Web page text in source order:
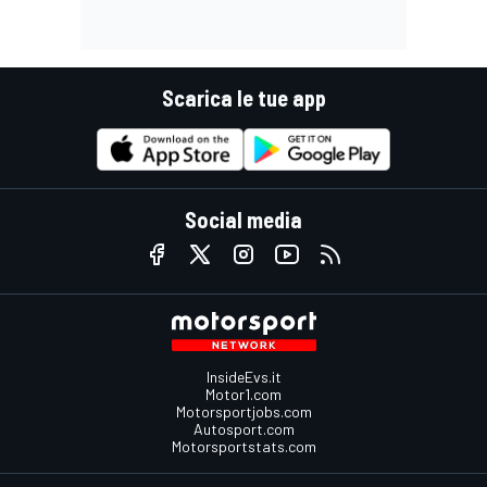
Scarica le tue app
Social media
InsideEvs.it
Motor1.com
Motorsportjobs.com
Autosport.com
Motorsportstats.com